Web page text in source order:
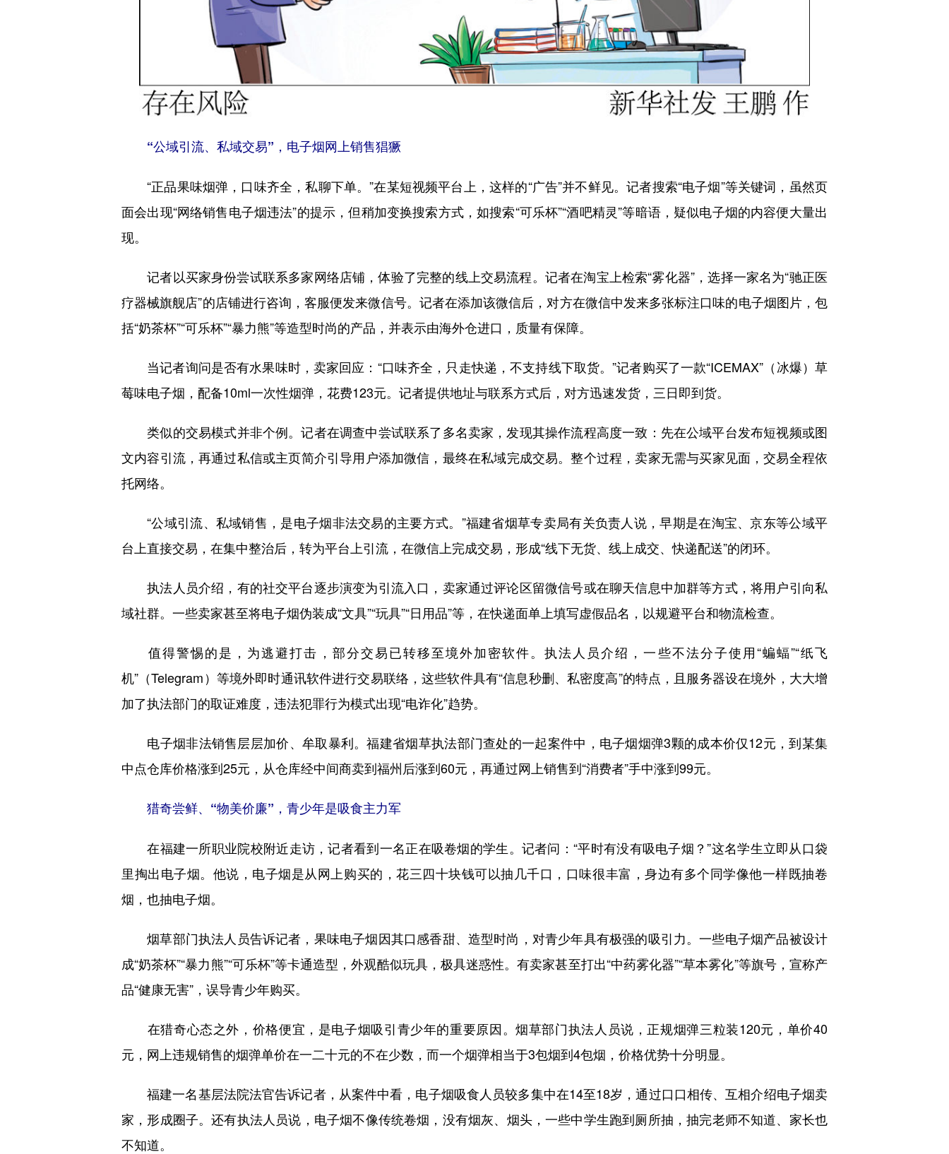
“公域引流、私域交易”，电子烟网上销售猖獗
“正品果味烟弹，口味齐全，私聊下单。”在某短视频平台上，这样的“广告”并不鲜见。记者搜索“电子烟”等关键词，虽然页
面会出现“网络销售电子烟违法”的提示，但稍加变换搜索方式，如搜索“可乐杯”“酒吧精灵”等暗语，疑似电子烟的内容便大量出
现。
记者以买家身份尝试联系多家网络店铺，体验了完整的线上交易流程。记者在淘宝上检索“雾化器”，选择一家名为“驰正医
疗器械旗舰店”的店铺进行咨询，客服便发来微信号。记者在添加该微信后，对方在微信中发来多张标注口味的电子烟图片，包
括“奶茶杯”“可乐杯”“暴力熊”等造型时尚的产品，并表示由海外仓进口，质量有保障。
当记者询问是否有水果味时，卖家回应：“口味齐全，只走快递，不支持线下取货。”记者购买了一款“ICEMAX”（冰爆）草
莓味电子烟，配备10ml一次性烟弹，花费123元。记者提供地址与联系方式后，对方迅速发货，三日即到货。
类似的交易模式并非个例。记者在调查中尝试联系了多名卖家，发现其操作流程高度一致：先在公域平台发布短视频或图
文内容引流，再通过私信或主页简介引导用户添加微信，最终在私域完成交易。整个过程，卖家无需与买家见面，交易全程依
托网络。
“公域引流、私域销售，是电子烟非法交易的主要方式。”福建省烟草专卖局有关负责人说，早期是在淘宝、京东等公域平
台上直接交易，在集中整治后，转为平台上引流，在微信上完成交易，形成“线下无货、线上成交、快递配送”的闭环。
执法人员介绍，有的社交平台逐步演变为引流入口，卖家通过评论区留微信号或在聊天信息中加群等方式，将用户引向私
域社群。一些卖家甚至将电子烟伪装成“文具”“玩具”“日用品”等，在快递面单上填写虚假品名，以规避平台和物流检查。
值得警惕的是，为逃避打击，部分交易已转移至境外加密软件。执法人员介绍，一些不法分子使用“蝙蝠”“纸飞
机”（Telegram）等境外即时通讯软件进行交易联络，这些软件具有“信息秒删、私密度高”的特点，且服务器设在境外，大大增
加了执法部门的取证难度，违法犯罪行为模式出现“电诈化”趋势。
电子烟非法销售层层加价、牟取暴利。福建省烟草执法部门查处的一起案件中，电子烟烟弹3颗的成本价仅12元，到某集
中点仓库价格涨到25元，从仓库经中间商卖到福州后涨到60元，再通过网上销售到“消费者”手中涨到99元。
猎奇尝鲜、“物美价廉”，青少年是吸食主力军
在福建一所职业院校附近走访，记者看到一名正在吸卷烟的学生。记者问：“平时有没有吸电子烟？”这名学生立即从口袋
里掏出电子烟。他说，电子烟是从网上购买的，花三四十块钱可以抽几千口，口味很丰富，身边有多个同学像他一样既抽卷
烟，也抽电子烟。
烟草部门执法人员告诉记者，果味电子烟因其口感香甜、造型时尚，对青少年具有极强的吸引力。一些电子烟产品被设计
成“奶茶杯”“暴力熊”“可乐杯”等卡通造型，外观酷似玩具，极具迷惑性。有卖家甚至打出“中药雾化器”“草本雾化”等旗号，宣称产
品“健康无害”，误导青少年购买。
在猎奇心态之外，价格便宜，是电子烟吸引青少年的重要原因。烟草部门执法人员说，正规烟弹三粒装120元，单价40
元，网上违规销售的烟弹单价在一二十元的不在少数，而一个烟弹相当于3包烟到4包烟，价格优势十分明显。
福建一名基层法院法官告诉记者，从案件中看，电子烟吸食人员较多集中在14至18岁，通过口口相传、互相介绍电子烟卖
家，形成圈子。还有执法人员说，电子烟不像传统卷烟，没有烟灰、烟头，一些中学生跑到厕所抽，抽完老师不知道、家长也
不知道。